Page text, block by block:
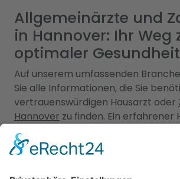
Allgemeinärzte und
in Hannover: Ihr Weg
optimaler Gesundheit
Auf unserem umfassenden
Sie alle Informationen, die Sie
vertrauenswürdigen Hausarzt oder
Hannover zu finden. Ein erfahrener
erster Ansprechpartner für
medizinische Anliegen. Unsere
Allgemeinärzte bieten eine breite